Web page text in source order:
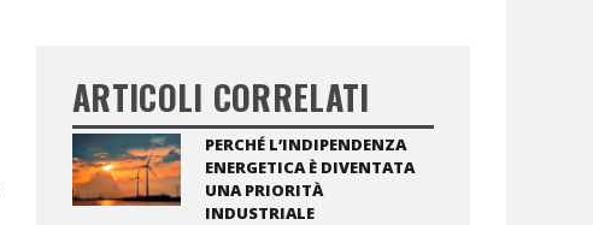
ARTICOLI CORRELATI
PERCHÉ L’INDIPENDENZA
ENERGETICA È DIVENTATA
UNA PRIORITÀ
INDUSTRIALE